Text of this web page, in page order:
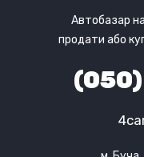
Автобазар
продати або
(050)